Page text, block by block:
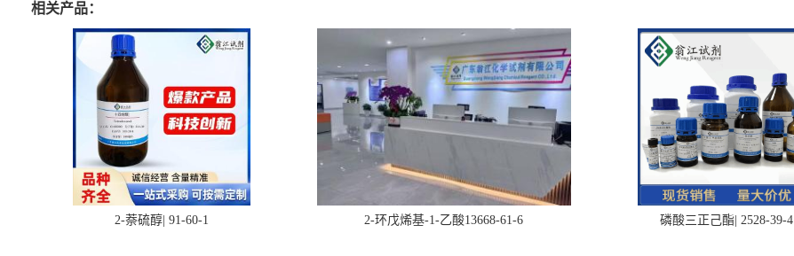
相关产品：
2-萘硫醇| 91-60-1 2-环戊烯基-1-乙酸13668-61-6 磷酸三正己酯| 2528-39-4